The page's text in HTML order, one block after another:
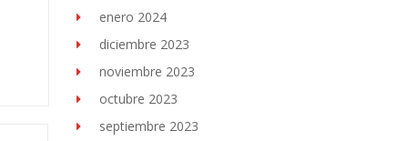
enero 2024
diciembre 2023
noviembre 2023
octubre 2023
septiembre 2023